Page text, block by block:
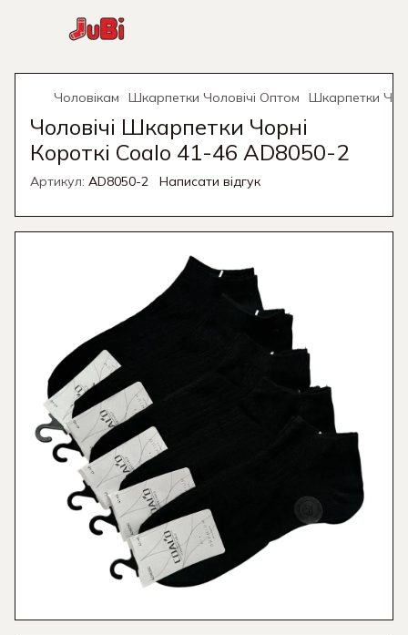
Чоловікам Шкарпетки Чоловічі Оптом Шкарпетки
Чоловічі Шкарпетки Чорні
Короткі Coalo 41-46 AD8050-2
Артикул: AD8050-2 Написати відгук